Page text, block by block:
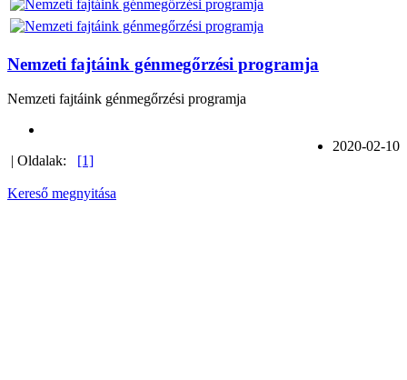
Nemzeti fajtáink génmegőrzési programja
Nemzeti fajtáink génmegőrzési programja
2020-02-10
| Oldalak: [1]
Kereső megnyitása